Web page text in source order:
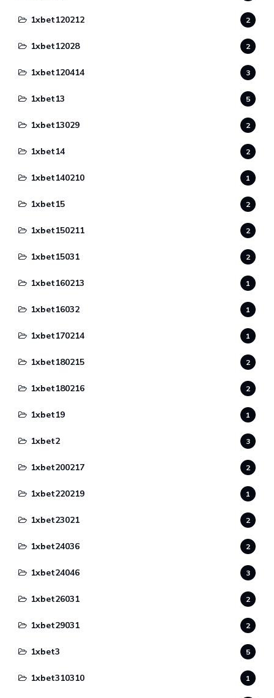
1xbet120212 2
1xbet12028 2
1xbet120414 3
1xbet13 5
1xbet13029 2
1xbet14 2
1xbet140210 1
1xbet15 2
1xbet150211 2
1xbet15031 2
1xbet160213 1
1xbet16032 1
1xbet170214 1
1xbet180215 2
1xbet180216 2
1xbet19 1
1xbet2 3
1xbet200217 2
1xbet220219 1
1xbet23021 2
1xbet24036 2
1xbet24046 3
1xbet26031 2
1xbet29031 2
1xbet3 5
1xbet310310 1